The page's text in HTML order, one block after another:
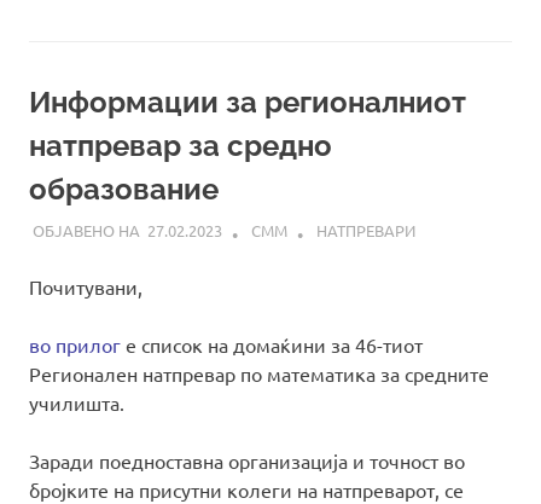
Информации за регионалниот
натпревар за средно
образование
27.02.2023 СММ НАТПРЕВАРИ
Почитувани,
во прилог е список на домаќини за 46-тиот
Регионален натпревар по математика за средните
училишта.
Заради поедноставна организација и точност во
бројките на присутни колеги на натпреварот, се